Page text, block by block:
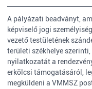
A pályázati beadványt,
képviselő jogi
vezető testületének
területi székhelye
nyilatkozatát a
erkölcsi támogatásáról,
megküldeni a VMMSZ